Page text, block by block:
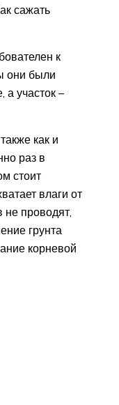
сажать
к
они были
а участок –
как и
раз в
стоит
влаги от
не проводят,
грунта
корневой